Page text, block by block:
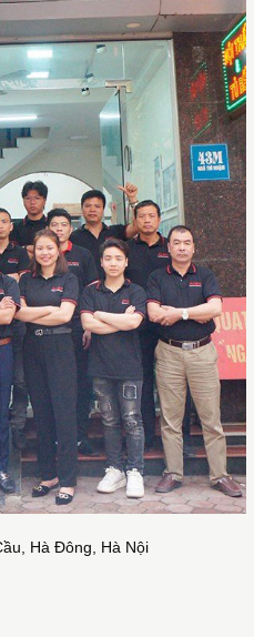
Hà Đông, Hà Nội